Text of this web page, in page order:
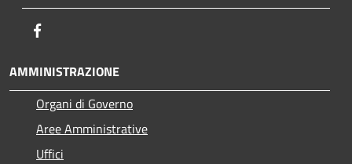
AMMINISTRAZIONE
Organi di Governo
Aree Amministrative
Uffici